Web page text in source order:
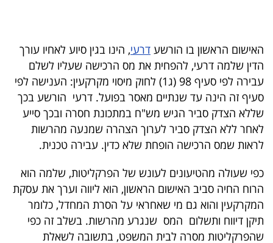
5
המילון
הכלכלי
פודקאסט
40
UNDER
40
שיתופי
האישום הראשון בו הורשע דרעי, הינו בגין סיוע לאחיו עורך
הדין שלמה דרעי, להפחית את מס הרכישה שעליו לשלם
עבירה לפי סעיף 98 (ג1) לחוק מיסוי מקרקעין: הענישה לפי
סעיף זה הינה עד שנתיים מאסר בפועל. דרעי הורשע בכך
שללא הצדק סביר הגיש מש"ח במתכונת חסרה ובכך סייע
לאחר ללא הצדק סביר לערוך הצהרה שמנעה מהרשות
לראות שמס הרכישה הופחת שלא כדין. עבירה טכנית.
כפי שעולה מהטיעונים לעונש של הפרקליטות, שלמה הוא
הרוח החיה סביב האישום הראשון, הוא ליווה וערך את עסקת
המקרקעין והוא גם מי שאחראי על הסרת המחדל, כלומר
תיקן דיווח ותשלום המס שנגרע מהרשות. בשלב זה כפי
שהפרקליטות מסרה לבית המשפט, בתשובה לשאלת